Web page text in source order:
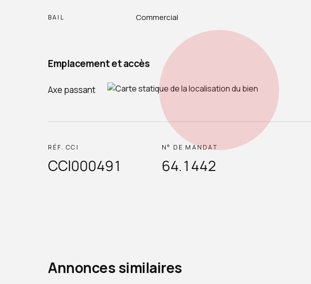
BAIL Commercial
Emplacement et accès
Axe passant
RÉF. CCI
CCI000491
N° DE MANDAT
64.1442
Annonces similaires